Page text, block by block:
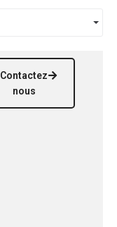
Contactez
nous